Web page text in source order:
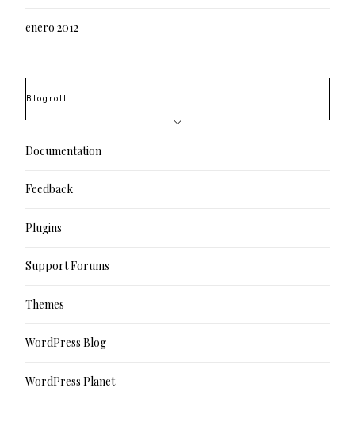
enero 2012
Blogroll
Documentation
Feedback
Plugins
Support Forums
Themes
WordPress Blog
WordPress Planet